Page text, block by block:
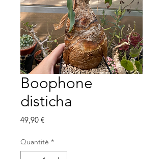
Boophone
disticha
49,90 €Prix
Quantité *